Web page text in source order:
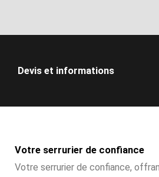
Devis et informations
Votre serrurier de confiance
Votre serrurier de confiance,